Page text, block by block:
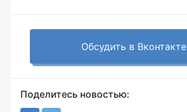
Обсудить в Вконтакте
Поделитесь новостью: